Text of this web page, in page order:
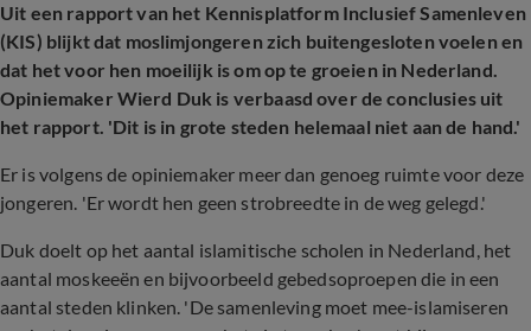
Uit een rapport van het Kennisplatform Inclusief Samenleven
(KIS) blijkt dat moslimjongeren zich buitengesloten voelen en
dat het voor hen moeilijk is om op te groeien in Nederland.
Opiniemaker Wierd Duk is verbaasd over de conclusies uit
het rapport. 'Dit is in grote steden helemaal niet aan de hand.'
Er is volgens de opiniemaker meer dan genoeg ruimte voor deze
jongeren. 'Er wordt hen geen strobreedte in de weg gelegd.'
Duk doelt op het aantal islamitische scholen in Nederland, het
aantal moskeeën en bijvoorbeeld gebedsoproepen die in een
aantal steden klinken. 'De samenleving moet mee-islamiseren